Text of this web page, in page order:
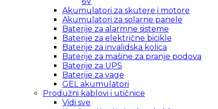
Akumulatori za skutere i motore
Akumulatori za solarne panele
Baterije za alarmne sisteme
Baterije za električne bicikle
Baterije za invalidska kolica
Baterije za mašine za pranje podova
Baterije za UPS
Baterije za vage
GEL akumulatori
Produžni kablovi i utičnice
Vidi sve